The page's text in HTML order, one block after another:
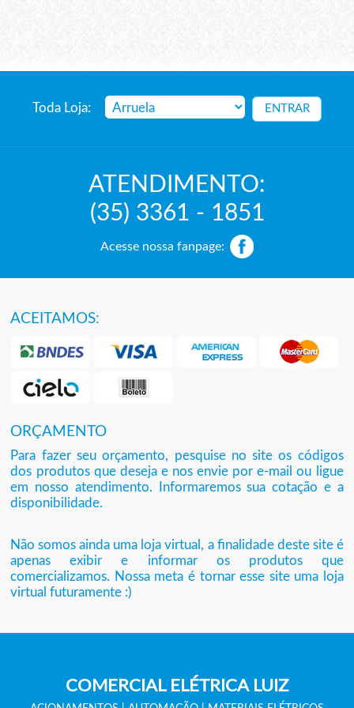
Toda Loja:
ATENDIMENTO:
(35) 3361 - 1851
Acesse nossa fanpage:
ACEITAMOS:
ORÇAMENTO
Para fazer seu orçamento, pesquise no site os códigos
dos produtos que deseja e nos envie por e-mail ou ligue
em nosso atendimento. Informaremos sua cotação e a
disponibilidade.
Não somos ainda uma loja virtual, a finalidade deste site é
apenas exibir e informar os produtos que
comercializamos. Nossa meta é tornar esse site uma loja
virtual futuramente :)
COMERCIAL ELÉTRICA LUIZ